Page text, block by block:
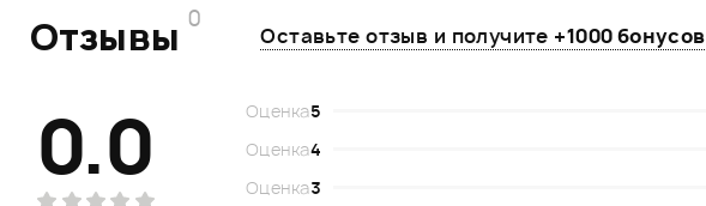
Отзывы 0
Оставьте отзыв и получите +1000 бонусов
0.0 Оценка5
Оценка4
Оценка3